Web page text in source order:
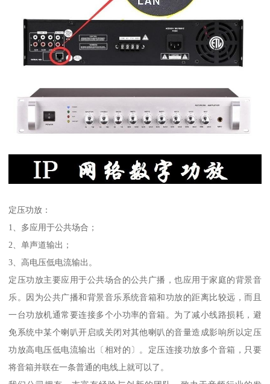
定压功放：
1、多应用于公共场合；
2、单声道输出；
3、高电压低电流输出。
定压功放主要应用于公共场合的公共广播，也应用于家庭的背景音
乐。因为公共广播和背景音乐系统音箱和功放的距离比较远，而且
一台功放机通常要连接多个小功率的音箱。为了减小线路损耗，避
免系统中某个喇叭开启或关闭对其他喇叭的音量造成影响所以定压
功放高电压低电流输出〔相对的〕。定压连接功放多个音箱，只要
将音箱并联在一条普通的电线上就可以了。